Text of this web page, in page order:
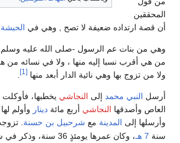
المحققين
أن قصة ارتداده ضعيفة لا تصح , وهي في الحبشة
وهي من بنات عم الرسول -صلى الله عليه
من هي أقرب نسبا إليه منها ، ولا في نسائه من
ولا من تزوج بها وهي نائية الدار أبعد منها [1]
أرسل النبي محمد إلى النجاشي يخطبها، فأوكلت
العاص وأصدقها النجاشي أربع مائة دينار وأولم
وأرسلها إلى المدينة مع شرحبيل بن حسنة .
سنة 7 هـ ، وكان عمرها يومئذٍ 36 سنة، وذكر في شأنها